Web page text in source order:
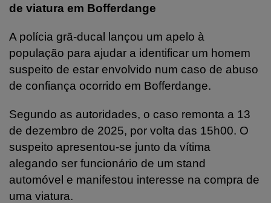
de viatura em Bofferdange
A polícia grã-ducal lançou um apelo à
população para ajudar a identificar um homem
suspeito de estar envolvido num caso de abuso
de confiança ocorrido em Bofferdange.
Segundo as autoridades, o caso remonta a 13
de dezembro de 2025, por volta das 15h00. O
suspeito apresentou-se junto da vítima
alegando ser funcionário de um stand
automóvel e manifestou interesse na compra de
uma viatura.